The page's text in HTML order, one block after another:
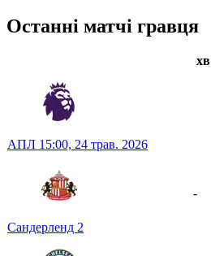
Останні матчі гравця
хв
АПЛ 15:00, 24 трав. 2026
Сандерленд 2
-